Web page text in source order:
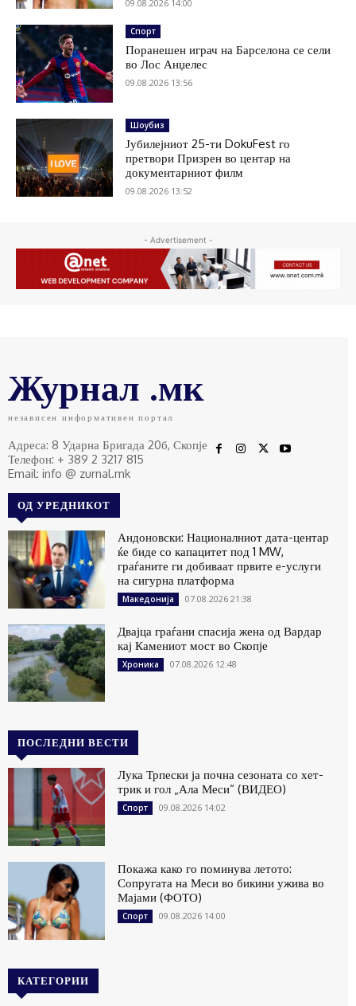
09.08.2026 14:00
Спорт
Поранешен играч на Барселона се сели
во Лос Анџелес
09.08.2026 13:56
Шоубиз
Јубилејниот 25-ти DokuFest го
претвори Призрен во центар на
документарниот филм
09.08.2026 13:52
- Advertisement -
Журнал .мк
независен информативен портал
Адреса: 8 Ударна Бригада 20б, Скопје
Телефон: + 389 2 3217 815
Email: info @ zurnal.mk
ОД УРЕДНИКОТ
Андоновски: Националниот дата-центар
ќе биде со капацитет под 1 MW,
граѓаните ги добиваат првите е-услуги
на сигурна платформа
Македонија 07.08.2026 21:38
Двајца граѓани спасија жена од Вардар
кај Камениот мост во Скопје
Хроника 07.08.2026 12:48
ПОСЛЕДНИ ВЕСТИ
Лука Трпески ја почна сезоната со хет-
трик и гол „Ала Меси“ (ВИДЕО)
Спорт 09.08.2026 14:02
Покажа како го поминува летото:
Сопругата на Меси во бикини ужива во
Мајами (ФОТО)
Спорт 09.08.2026 14:00
КАТЕГОРИИ